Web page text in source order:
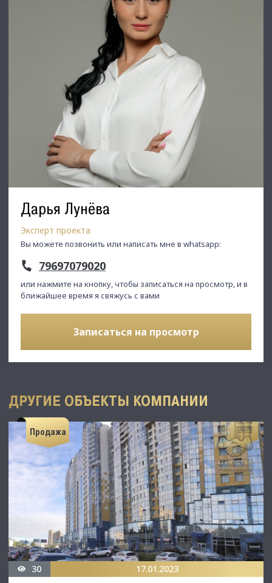
Дарья Лунёва
Эксперт проекта
Вы можете позвонить или написать мне в whatsapp:
79697079020
или нажмите на кнопку, чтобы записаться на просмотр, и в
ближайшее время я свяжусь с вами
Записаться на просмотр
ДРУГИЕ ОБЪЕКТЫ КОМПАНИИ
Продажа
30 17.01.2023